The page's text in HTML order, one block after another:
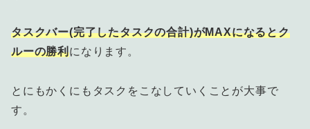
タスクバー(完了したタスクの合計)がMAXになるとク
ルーの勝利になります。
とにもかくにもタスクをこなしていくことが大事で
す。